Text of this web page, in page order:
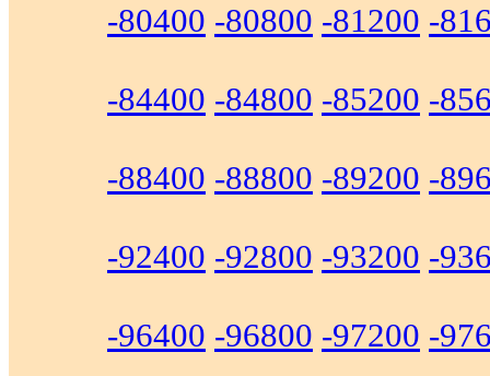
-80400 -80800 -81200 -
-84400 -84800 -85200 -
-88400 -88800 -89200 -
-92400 -92800 -93200 -
-96400 -96800 -97200 -